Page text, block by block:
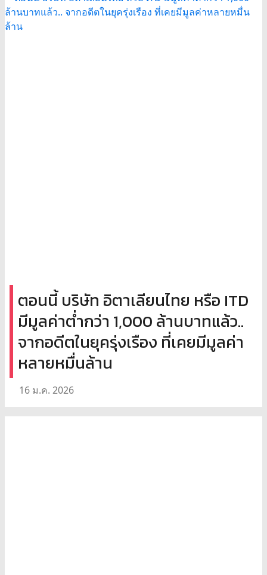
ตอนนี้ บริษัท อิตาเลียนไทย หรือ ITD
มีมูลค่าต่ำกว่า 1,000 ล้านบาทแล้ว..
จากอดีตในยุครุ่งเรือง ที่เคยมีมูลค่า
หลายหมื่นล้าน
16 ม.ค. 2026